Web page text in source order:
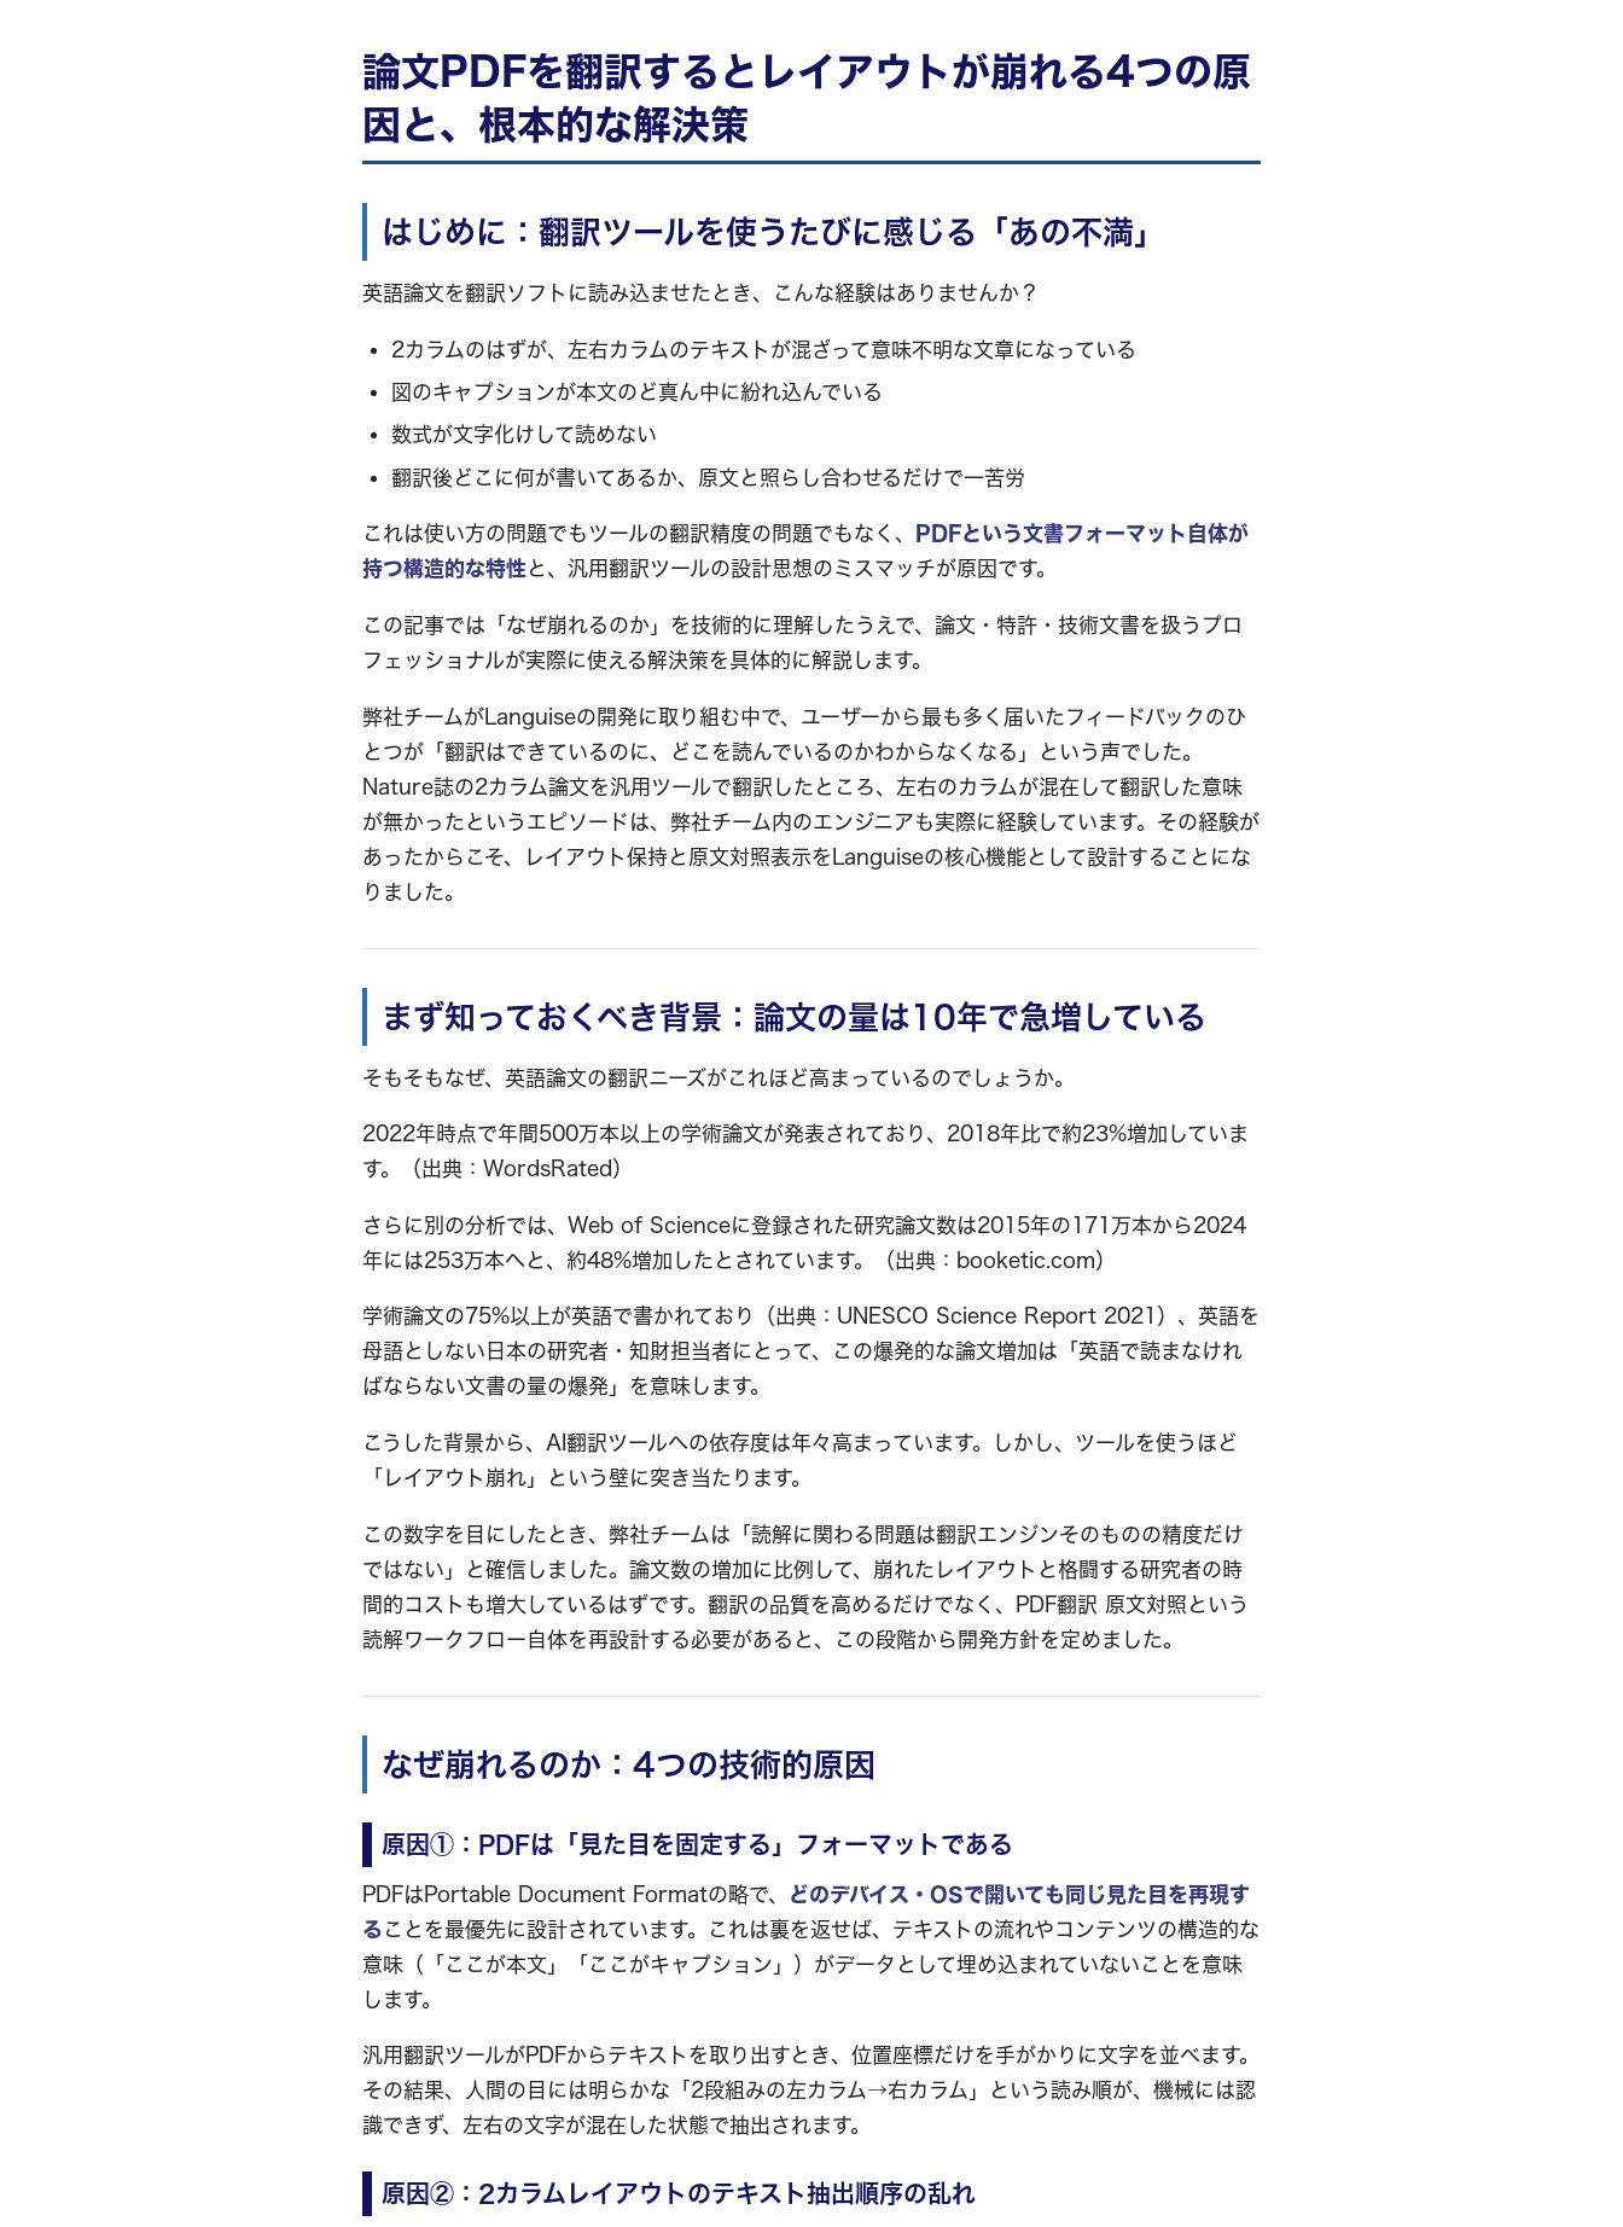
論文PDFを翻訳するとレイアウトが崩れる4つの原
因と、根本的な解決策
はじめに：翻訳ツールを使うたびに感じる「あの不満」
英語論文を翻訳ソフトに読み込ませたとき、こんな経験はありませんか？
2カラムのはずが、左右カラムのテキストが混ざって意味不明な文章になっている
図のキャプションが本文のど真ん中に紛れ込んでいる
数式が文字化けして読めない
翻訳後どこに何が書いてあるか、原文と照らし合わせるだけで一苦労
これは使い方の問題でもツールの翻訳精度の問題でもなく、
PDFという文書フォーマット自体が
持つ構造的な特性 と、汎用翻訳ツールの設計思想のミスマッチが原因です。
この記事では「なぜ崩れるのか」を技術的に理解したうえで、論文・特許・技術文書を扱うプロ
フェッショナルが実際に使える解決策を具体的に解説します。
弊社チームがLanguiseの開発に取り組む中で、ユーザーから最も多く届いたフィードバックのひ
とつが「翻訳はできているのに、どこを読んでいるのかわからなくなる」という声でした。
Nature誌の2カラム論文を汎用ツールで翻訳したところ、左右のカラムが混在して翻訳した意味
が無かったというエピソードは、弊社チーム内のエンジニアも実際に経験しています。その経験が
あったからこそ、レイアウト保持と原文対照表示をLanguiseの核心機能として設計することにな
りました。
まず知っておくべき背景：論文の量は10年で急増している
そもそもなぜ、英語論文の翻訳ニーズがこれほど高まっているのでしょうか。
2022年時点で年間500万本以上の学術論文が発表されており、2018年比で約23%増加していま
す。（出典：WordsRated）
さらに別の分析では、Web of Scienceに登録された研究論文数は2015年の171万本から2024
年には253万本へと、約48%増加したとされています。（出典：booketic.com）
学術論文の75%以上が英語で書かれており（出典：UNESCO Science Report 2021）、英語を
母語としない日本の研究者・知財担当者にとって、この爆発的な論文増加は「英語で読まなけれ
ばならない文書の量の爆発」を意味します。
こうした背景から、AI翻訳ツールへの依存度は年々高まっています。しかし、ツールを使うほど
「レイアウト崩れ」という壁に突き当たります。
この数字を目にしたとき、弊社チームは「読解に関わる問題は翻訳エンジンそのものの精度だけ
ではない」と確信しました。論文数の増加に比例して、崩れたレイアウトと格闘する研究者の時
間的コストも増大しているはずです。翻訳の品質を高めるだけでなく、PDF翻訳 原文対照という
読解ワークフロー自体を再設計する必要があると、この段階から開発方針を定めました。
なぜ崩れるのか：4つの技術的原因
原因①：PDFは「見た目を固定する」フォーマットである
PDFはPortable Document Formatの略で、
どのデバイス・OSで開いても同じ見た目を再現す
る ことを最優先に設計されています。これは裏を返せば、テキストの流れやコンテンツの構造的な
意味（「ここが本文」「ここがキャプション」）がデータとして埋め込まれていないことを意味
します。
汎用翻訳ツールがPDFからテキストを取り出すとき、位置座標だけを手がかりに文字を並べます。
その結果、人間の目には明らかな「2段組みの左カラム→右カラム」という読み順が、機械には認
識できず、左右の文字が混在した状態で抽出されます。
原因②：2カラムレイアウトのテキスト抽出順序の乱れ